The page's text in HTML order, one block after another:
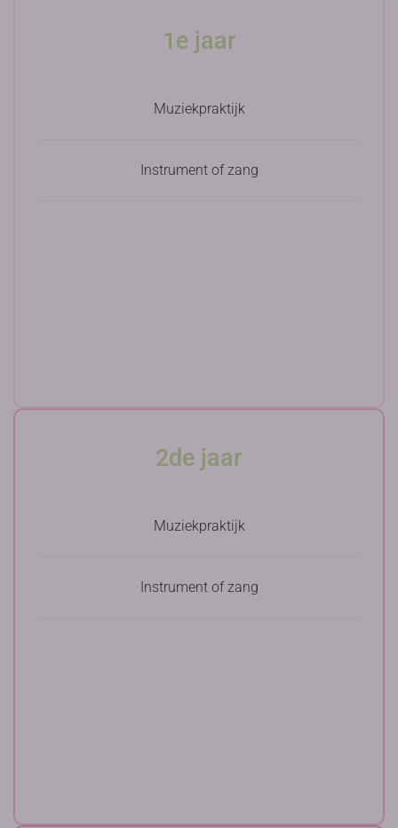
1e jaar
Muziekpraktijk
Instrument of zang
2de jaar
Muziekpraktijk
Instrument of zang